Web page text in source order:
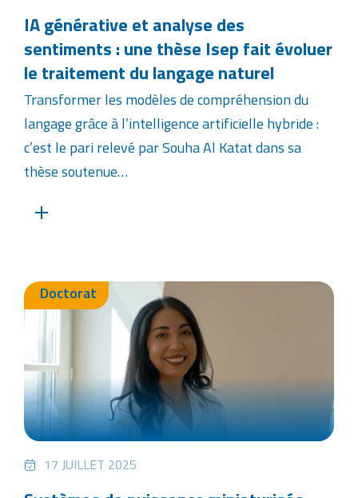
IA générative et analyse des
sentiments : une thèse Isep fait évoluer
le traitement du langage naturel
Transformer les modèles de compréhension du
langage grâce à l’intelligence artificielle hybride :
c’est le pari relevé par Souha Al Katat dans sa
thèse soutenue…
Doctorat
17 JUILLET 2025